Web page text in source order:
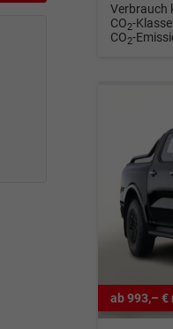
Verbrauch
CO2-
CO2-
ab 993,– €